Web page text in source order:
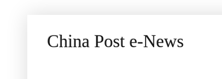
China Post e-News